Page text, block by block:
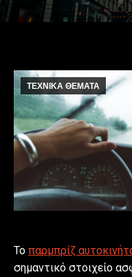
ΤΕΧΝΙΚΑ ΘΕΜΑΤΑ
Το παρμπρίζ
σημαντικό στοιχείο